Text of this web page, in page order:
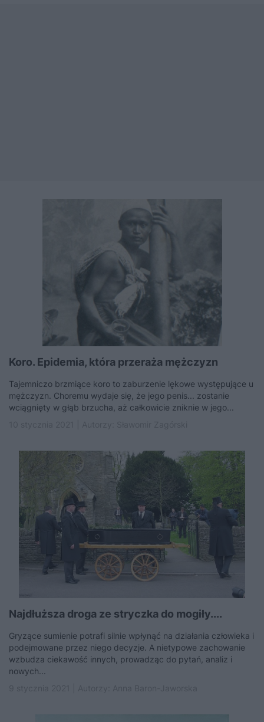
Koro. Epidemia, która przeraża mężczyzn
Tajemniczo brzmiące koro to zaburzenie lękowe występujące u
mężczyzn. Choremu wydaje się, że jego penis... zostanie
wciągnięty w głąb brzucha, aż całkowicie zniknie w jego...
Najdłuższa droga ze stryczka do mogiły....
Gryzące sumienie potrafi silnie wpłynąć na działania człowieka i
podejmowane przez niego decyzje. A nietypowe zachowanie
wzbudza ciekawość innych, prowadząc do pytań, analiz i
nowych...